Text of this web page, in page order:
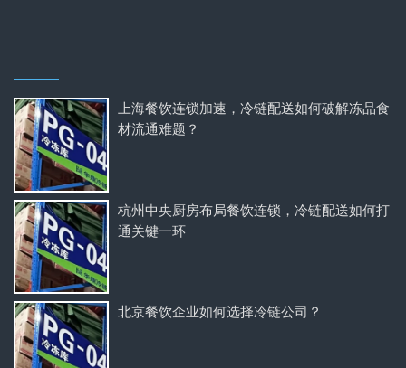
上海餐饮连锁加速，冷链配送如何破解冻品食
材流通难题？
杭州中央厨房布局餐饮连锁，冷链配送如何打
通关键一环
北京餐饮企业如何选择冷链公司？